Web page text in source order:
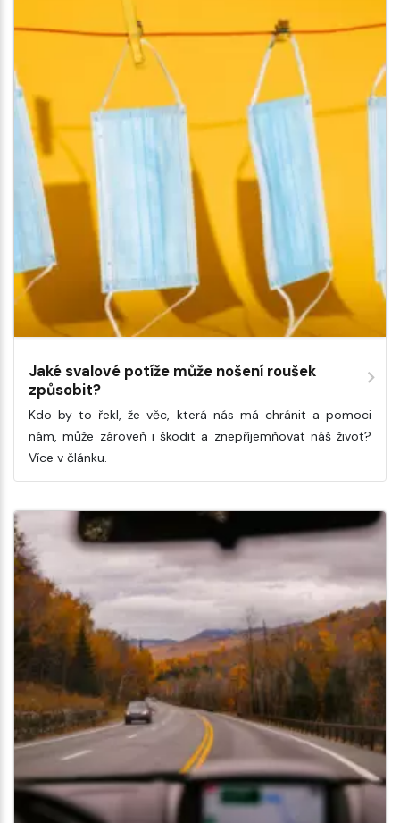
Jaké svalové potíže může nošení roušek
způsobit?
Kdo by to řekl, že věc, která nás má chránit a pomoci
nám, může zároveň i škodit a znepříjemňovat náš život?
Více v článku.